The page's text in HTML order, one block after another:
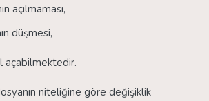
açılmaması,
düşmesi,
açabilmektedir.
niteliğine göre değişiklik